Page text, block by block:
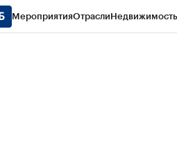
МероприятияОтраслиНедвижимость